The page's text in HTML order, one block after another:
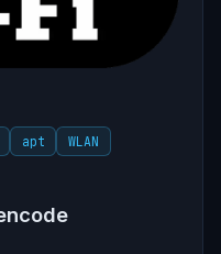
apt
WLAN